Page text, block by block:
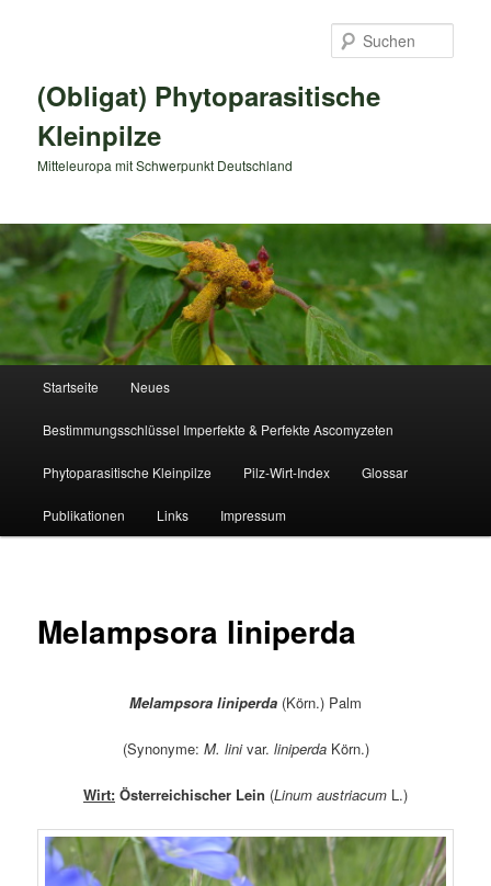
(Obligat) Phytoparasitische
Kleinpilze
Mitteleuropa mit Schwerpunkt Deutschland
Startseite Neues
Bestimmungsschlüssel Imperfekte & Perfekte Ascomyzeten
Phytoparasitische Kleinpilze Pilz-Wirt-Index Glossar
Publikationen Links Impressum
Melampsora liniperda
Melampsora liniperda (Körn.) Palm
(Synonyme: M. linivar. liniperdaKörn.)
Wirt: Österreichischer Lein (Linum austriacum L.)